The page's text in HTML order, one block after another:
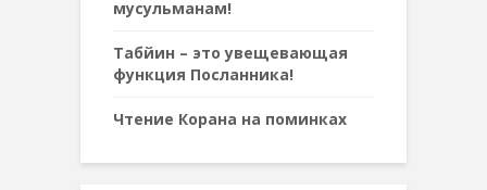
мусульманам!
Табйин – это увещевающая
функция Посланника!
Чтение Корана на поминках